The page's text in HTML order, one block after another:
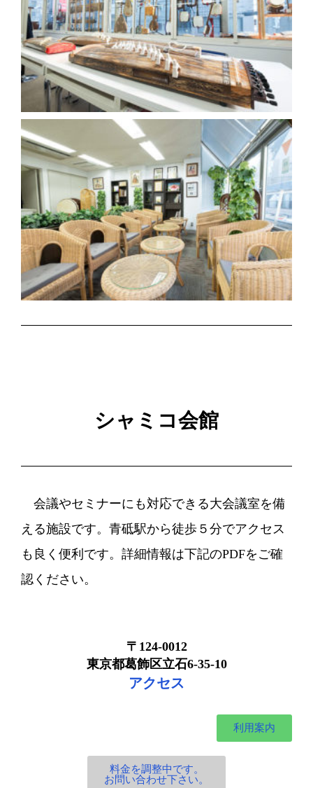
シャミコ会館
会議やセミナーにも対応できる大会議室を備
える施設です。青砥駅から徒歩５分でアクセス
も良く便利です。詳細情報は下記のPDFをご確
認ください。
〒124-0012
東京都葛飾区立石6-35-10
アクセス
利用案内
料金を調整中です。
お問い合わせ下さい。